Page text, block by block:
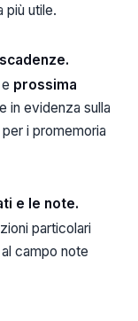
più utile.
prossima
in evidenza sulla
i promemoria
e le note.
particolari
campo note